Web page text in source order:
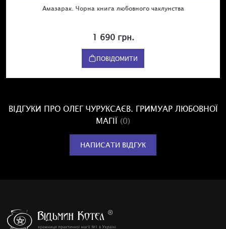
Амазарак. Чорна книга любовного чаклунства
1 690 грн.
ПОВІДОМИТИ
ВІДГУКИ ПРО ОЛЕГ ЧУРУКСАЄВ. ГРИМУАР ЛЮБОВНОЇ
МАГІЇ (0)
НАПИСАТИ ВІДГУК